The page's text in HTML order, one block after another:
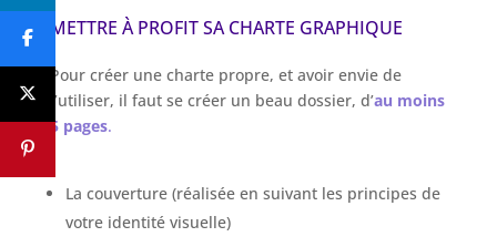
METTRE À PROFIT SA CHARTE GRAPHIQUE
Pour créer une charte propre, et avoir envie de
l’utiliser, il faut se créer un beau dossier, d’au moins
5 pages.
La couverture (réalisée en suivant les principes de
votre identité visuelle)